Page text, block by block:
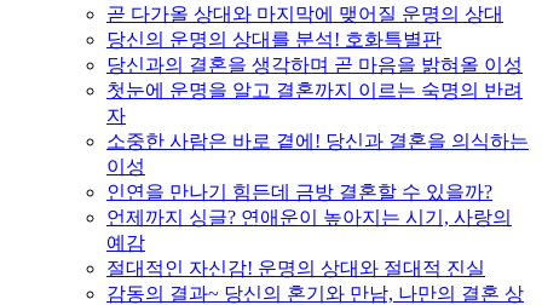
곧 다가올 상대와 마지막에 맺어질 운명의 상대
당신의 운명의 상대를 분석! 호화특별판
당신과의 결혼을 생각하며 곧 마음을 밝혀올 이성
첫눈에 운명을 알고 결혼까지 이르는 숙명의 반려
자
소중한 사람은 바로 곁에! 당신과 결혼을 의식하는
이성
인연을 만나기 힘든데 금방 결혼할 수 있을까?
언제까지 싱글? 연애운이 높아지는 시기, 사랑의
예감
절대적인 자신감! 운명의 상대와 절대적 진실
감동의 결과~ 당신의 혼기와 만남, 나만의 결혼 상